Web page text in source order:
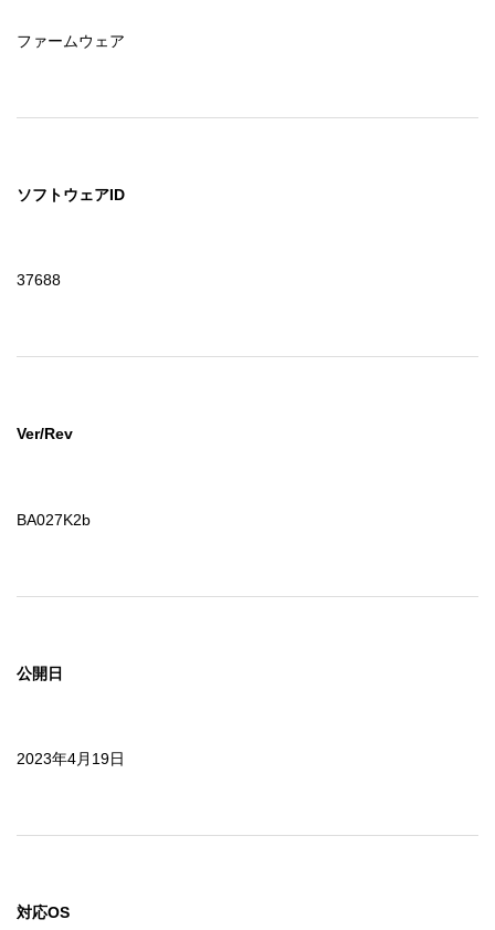
ファームウェア
ソフトウェアID
37688
Ver/Rev
BA027K2b
公開日
2023年4月19日
対応OS